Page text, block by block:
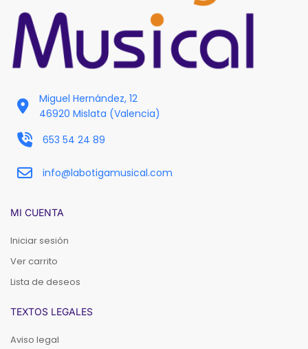
Miguel Hernández, 12
46920 Mislata (Valencia)
653 54 24 89
info@labotigamusical.com
MI CUENTA
Iniciar sesión
Ver carrito
Lista de deseos
TEXTOS LEGALES
Aviso legal